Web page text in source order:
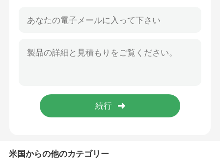
スクロール凝縮の単位
米国からの他のカテゴリー